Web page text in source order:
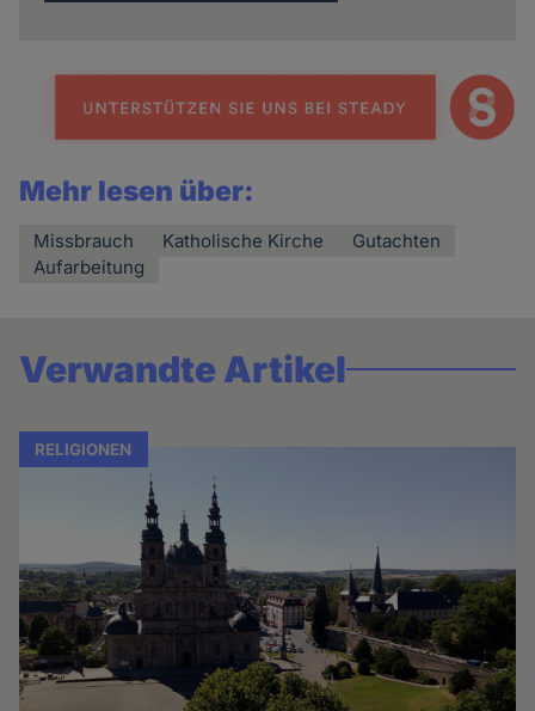
Mehr lesen über:
Missbrauch Katholische Kirche
Gutachten
Aufarbeitung
Verwandte Artikel
RELIGIONEN